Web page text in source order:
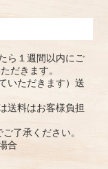
ら１週間以内にご
だきます。
いただきます）送
送料はお客様負担
了承ください。
合